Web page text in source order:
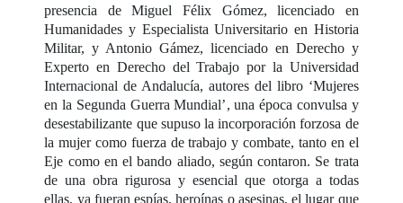
presencia de Miguel Félix Gómez, licenciado en
Humanidades y Especialista Universitario en Historia
Militar, y Antonio Gámez, licenciado en Derecho y
Experto en Derecho del Trabajo por la Universidad
Internacional de Andalucía, autores del libro ‘Mujeres
en la Segunda Guerra Mundial’, una época convulsa y
desestabilizante que supuso la incorporación forzosa de
la mujer como fuerza de trabajo y combate, tanto en el
Eje como en el bando aliado, según contaron. Se trata
de una obra rigurosa y esencial que otorga a todas
ellas, ya fueran espías, heroínas o asesinas, el lugar que